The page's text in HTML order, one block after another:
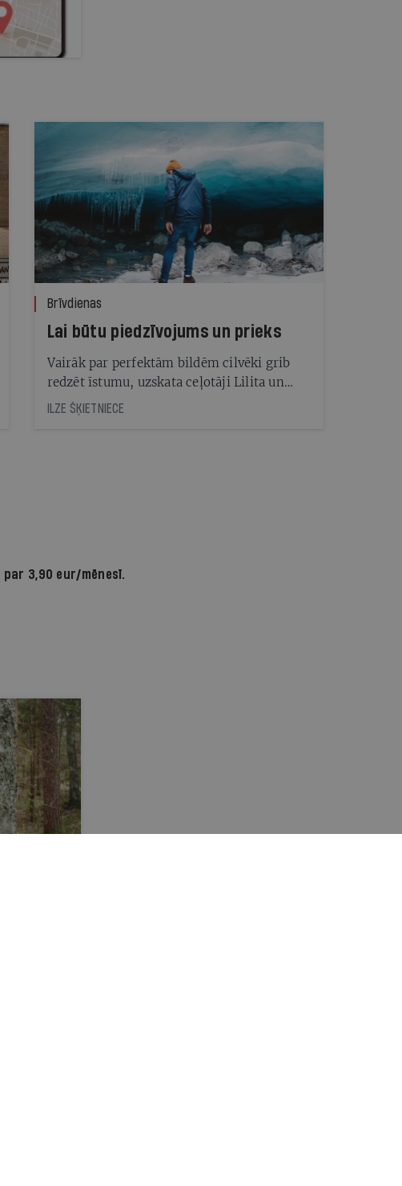
Brīvdienas
Lai būtu piedzīvojums un prieks
Vairāk par perfektām bildēm cilvēki grib
redzēt īstumu, uzskata ceļotāji Lilita un
Filips Baumaņi
ILZE ŠĶIETNIECE
par 3,90 eur/mēnesī.